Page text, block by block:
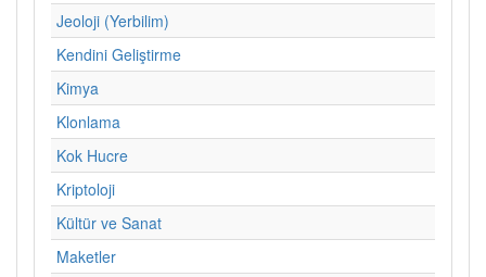
Jeoloji (Yerbilim)
Kendini Geliştirme
Kimya
Klonlama
Kok Hucre
Kriptoloji
Kültür ve Sanat
Maketler